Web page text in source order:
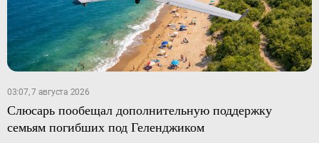
03:07, 7 августа 2026
Слюсарь пообещал дополнительную поддержку
семьям погибших под Геленджиком